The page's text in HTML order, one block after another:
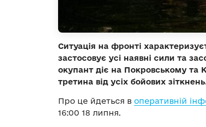
Ситуація на фронті
застосовує усі наявні сили та
окупант діє на Покровському та
третина від усіх бойових
Про це йдеться в оперативній
16:00 18 липня.